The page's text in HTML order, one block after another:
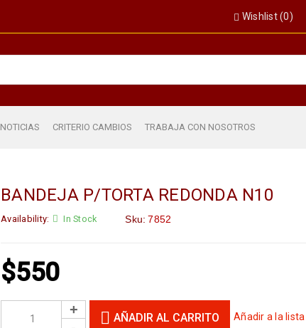
Wishlist (0)
NOTICIAS CRITERIO CAMBIOS TRABAJA CON NOSOTROS
BANDEJA P/TORTA REDONDA N10
Availability: In Stock Sku: 7852
$550
AÑADIR AL CARRITO Añadir a la